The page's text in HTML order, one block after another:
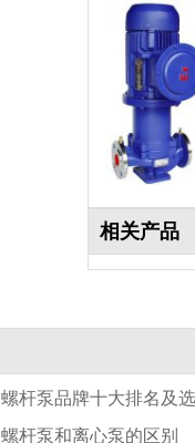
相关产品
螺杆泵品牌十大排名及
螺杆泵和离心泵的区别